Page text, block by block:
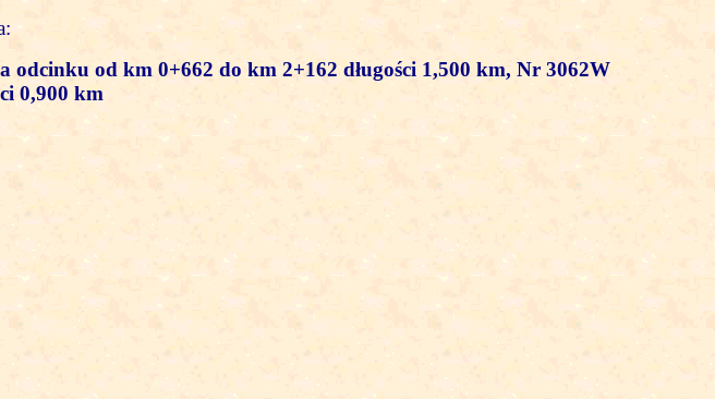
od km 0+662 do km 2+162 długości 1,500 km, Nr 3062W
0,900 km